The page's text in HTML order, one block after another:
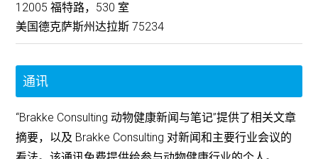
12005 福特路，530 室
美国德克萨斯州达拉斯 75234
通讯
“Brakke Consulting 动物健康新闻与笔记”提供了相关文章
摘要，以及 Brakke Consulting 对新闻和主要行业会议的